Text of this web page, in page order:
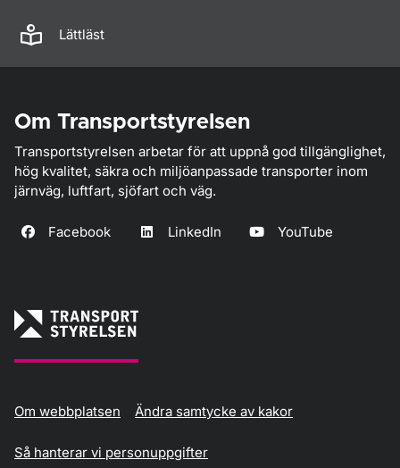
Lättläst
Om Transportstyrelsen
Transportstyrelsen arbetar för att uppnå god tillgänglighet,
hög kvalitet, säkra och miljöanpassade transporter inom
järnväg, luftfart, sjöfart och väg.
Facebook LinkedIn YouTube
Om webbplatsen Ändra samtycke av kakor
Så hanterar vi personuppgifter